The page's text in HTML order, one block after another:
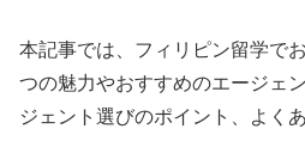
本記事では、フィリピン留学で
つの魅力やおすすめのエージェ
ジェント選びのポイント、よく